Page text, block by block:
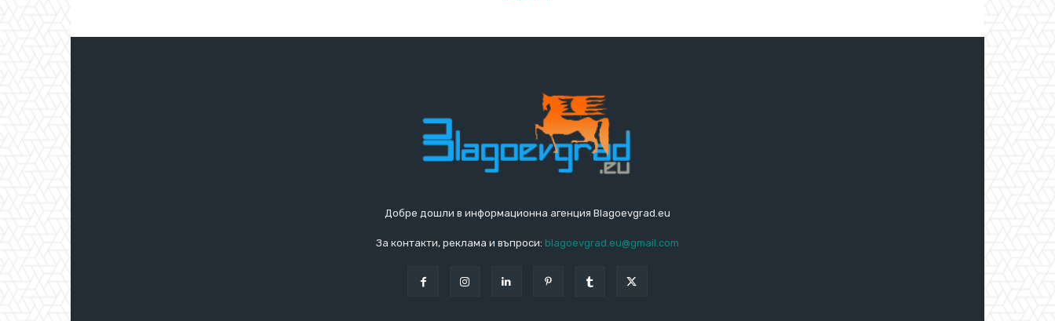
Добре дошли в информационна агенция Blagoevgrad.eu
За контакти, реклама и въпроси: blagoevgrad.eu@gmail.com